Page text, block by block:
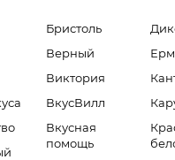
Бристоль
Верный
Виктория
ВкусВилл
Вкусная
помощь